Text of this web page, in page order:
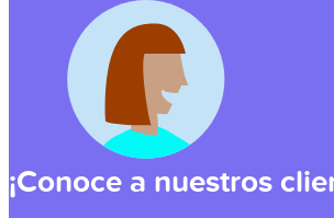
¡Conoce a nuestros